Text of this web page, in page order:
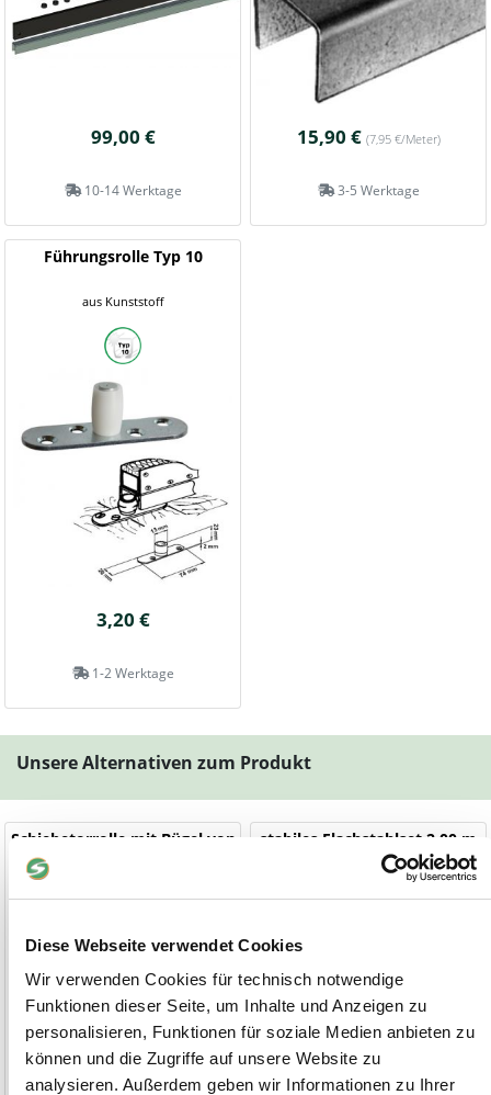
Diese Webseite verwendet Cookies
Wir verwenden Cookies für technisch notwendige
Funktionen dieser Seite, um Inhalte und Anzeigen zu
personalisieren, Funktionen für soziale Medien anbieten zu
können und die Zugriffe auf unsere Website zu
analysieren. Außerdem geben wir Informationen zu Ihrer
99,00 €
10-14 Werktage
15,90 € (7,95 €/Meter)
3-5 Werktage
Führungsrolle Typ 10
aus Kunststoff
3,20 €
1-2 Werktage
Unsere Alternativen zum Produkt
Schiebetorrolle mit Bügel von
für Holz- und Scheunentore
stabiles Flachstahlset 2,00 m
für Schiebetürrollen
Hohe Qualität - einfache Montage!